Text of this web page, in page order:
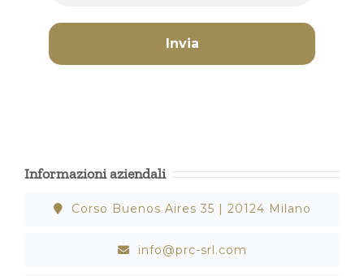
Informazioni aziendali
Corso Buenos Aires 35 | 20124 Milano
info@prc-srl.com